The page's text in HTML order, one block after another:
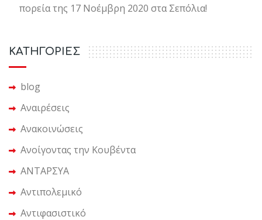
πορεία της 17 Νοέμβρη 2020 στα Σεπόλια!
KΑΤΗΓΟΡΙΕΣ
blog
Αναιρέσεις
Ανακοινώσεις
Ανοίγοντας την Κουβέντα
ΑΝΤΑΡΣΥΑ
Αντιπολεμικό
Αντιφασιστικό